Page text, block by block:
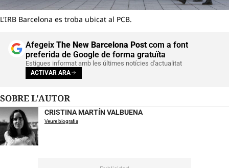
L'IRB Barcelona es troba ubicat al PCB.
Afegeix The New Barcelona Postcom a font
preferida de Google de forma gratuïta
Estigues informat amb les últimes notícies d'actualitat
ACTIVAR ARA
SOBRE L'AUTOR
CRISTINA MARTÍN VALBUENA
Veure biografia